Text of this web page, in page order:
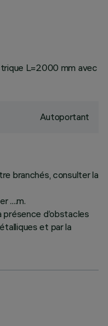
L=2000 mm avec
Autoportant
branchés, consulter la
....m.
d’obstacles
et par la